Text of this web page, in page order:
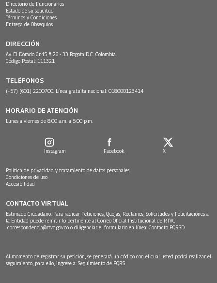
Directorio de Funcionarios
Estado de su solicitud
Términos y Condiciones
Entrega de Obsequios
DIRECCIÓN
Av. El Dorado Cr.45 # 26 - 33 Bogotá D.C. Colombia.
Código Postal: 111321
TELÉFONOS
(+57) (601) 2200700. Línea gratuita nacional: 018000123414
HORARIO DE ATENCIÓN
Lunes a viernes de 8:00 a.m. a 5:00 p.m.
Instagram Facebook X
Política de privacidad y tratamiento de datos personales
Condiciones de uso
Accesibilidad
CONTACTO VIRTUAL
Estimado Ciudadano: Para radicar Peticiones, Quejas, Reclamos, Solicitudes y Felicitaciones a
la Entidad puede remitir lo pertinente al Correo Oficial Institucional de RTVC
correspondencia@rtvc.gov.co o diligenciar el formulario en línea: Contacto PQRSD.
Al momento de registrar su petición, se generará un código con el cual usted podrá realizar el
seguimiento, para ello, ingrese a: Seguimiento de PQRS